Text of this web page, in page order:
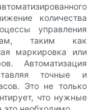
количества
управления
таким как
маркировка или
Автоматизация
точные и
Это не только
что нужные